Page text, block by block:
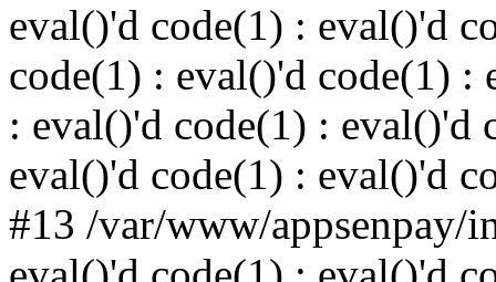
eval()'d code(1) : eval()'d
code(1) : eval()'d code(1) :
: eval()'d code(1) : eval()'d
eval()'d code(1) : eval()'d
#13 /var/www/appsenpay/